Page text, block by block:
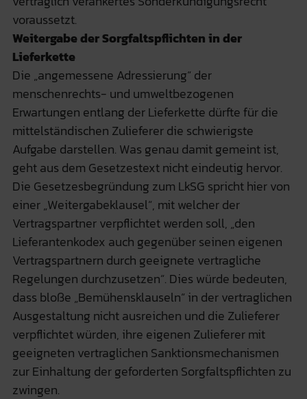
voraussetzt.
Weitergabe der Sorgfaltspflichten in der
Lieferkette
Die „angemessene Adressierung“ der
menschenrechts- und umweltbezogenen
Erwartungen entlang der Lieferkette dürfte für die
mittelständischen Zulieferer die schwierigste
Aufgabe darstellen. Was genau damit gemeint ist,
geht aus dem Gesetzestext nicht eindeutig hervor.
Die Gesetzesbegründung zum LkSG spricht hier von
einer „Weitergabeklausel“, mit welcher der
Vertragspartner verpflichtet werden soll, „den
Lieferantenkodex auch gegenüber seinen eigenen
Vertragspartnern durch geeignete vertragliche
Regelungen durchzusetzen“. Dies würde bedeuten,
dass bloße „Bemühensklauseln“ in der vertraglichen
Ausgestaltung nicht ausreichen und die Zulieferer
verpflichtet würden, ihre eigenen Zulieferer mit
geeigneten vertraglichen Sanktionsmechanismen
zur Einhaltung der geforderten Sorgfaltspflichten zu
zwingen.